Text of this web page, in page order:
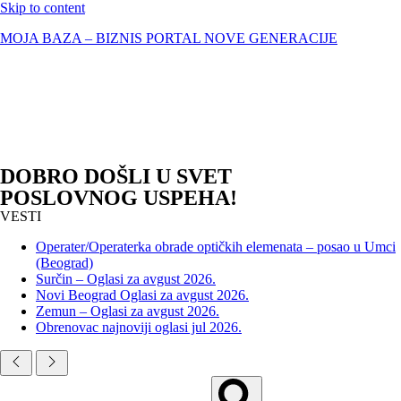
Skip to content
MOJA BAZA – BIZNIS PORTAL NOVE GENERACIJE
DOBRO DOŠLI U SVET
POSLOVNOG USPEHA!
VESTI
Operater/Operaterka obrade optičkih elemenata – posao u Umci
(Beograd)
Surčin – Oglasi za avgust 2026.
Novi Beograd Oglasi za avgust 2026.
Zemun – Oglasi za avgust 2026.
Obrenovac najnoviji oglasi jul 2026.